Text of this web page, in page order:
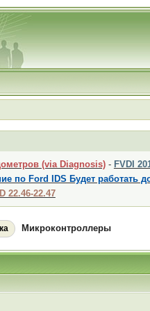
(via Diagnosis)- FVDI
по Ford IDS Будет работать
22.46-22.47
Микроконтроллеры